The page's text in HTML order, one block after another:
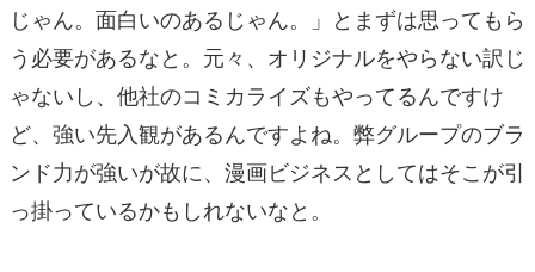
じゃん。面白いのあるじゃん。」とまずは思ってもら
う必要があるなと。元々、オリジナルをやらない訳じ
ゃないし、他社のコミカライズもやってるんですけ
ど、強い先入観があるんですよね。弊グループのブラ
ンド力が強いが故に、漫画ビジネスとしてはそこが引
っ掛っているかもしれないなと。